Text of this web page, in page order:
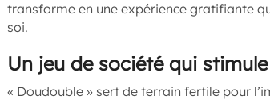
transforme en une expérience gratifiante
soi.
Un jeu de société qui
« Doudouble » sert de terrain fertile pour